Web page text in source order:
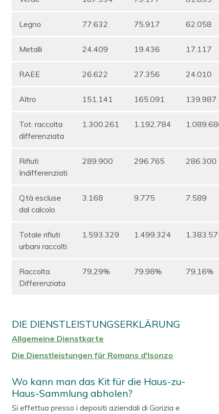
Legno 77.632 75.917 62.058
Metalli 24.409 19.436 17.117
RAEE 26.622 27.356 24.010
Altro 151.141 165.091 139.987
Tot. raccolta
differenziata
1.300.261 1.192.784
Rifiuti
Indifferenziati
289.900 296.765 286.300
Q.tà escluse
dal calcolo
3.168 9.775 7.589
Totale rifiuti
urbani raccolti
1.593.329 1.499.324
Raccolta
Differenziata
79,29% 79.98% 79,16%
DIE DIENSTLEISTUNGSERKLÄRUNG
Allgemeine Dienstkarte
Die Dienstleistungen für Romans d'Isonzo
Wo kann man das Kit für die Haus-zu-
Haus-Sammlung abholen?
Si effettua presso i depositi aziendali di Gorizia e